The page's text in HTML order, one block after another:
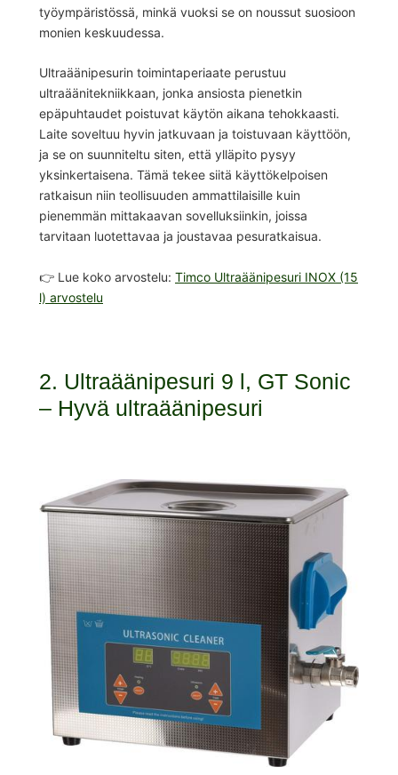
työympäristössä, minkä vuoksi se on noussut suosioon
monien keskuudessa.
Ultraäänipesurin toimintaperiaate perustuu
ultraäänitekniikkaan, jonka ansiosta pienetkin
epäpuhtaudet poistuvat käytön aikana tehokkaasti.
Laite soveltuu hyvin jatkuvaan ja toistuvaan käyttöön,
ja se on suunniteltu siten, että ylläpito pysyy
yksinkertaisena. Tämä tekee siitä käyttökelpoisen
ratkaisun niin teollisuuden ammattilaisille kuin
pienemmän mittakaavan sovelluksiinkin, joissa
tarvitaan luotettavaa ja joustavaa pesuratkaisua.
👉 Lue koko arvostelu: Timco Ultraäänipesuri INOX (15
l) arvostelu
2. Ultraäänipesuri 9 l, GT Sonic
– Hyvä ultraäänipesuri